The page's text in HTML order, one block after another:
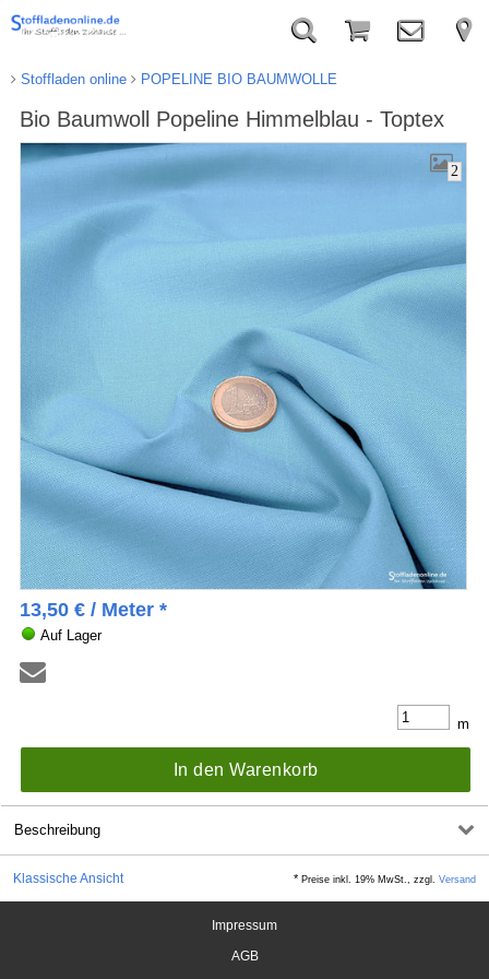
Stoffladen online POPELINE BIO BAUMWOLLE
Bio Baumwoll Popeline Himmelblau - Toptex
2
13,50 €/ Meter *
Auf Lager
m
In den Warenkorb
Beschreibung
Klassische Ansicht *Preise inkl. 19% MwSt., zzgl.Versand
Impressum
AGB